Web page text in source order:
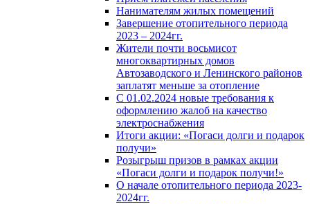
Нанимателям жилых помещений
Завершение отопительного периода
2023 – 2024гг.
Жители почти восьмисот
многоквартирных домов
Автозаводского и Ленинского районов
заплатят меньше за отопление
С 01.02.2024 новые требования к
оформлению жалоб на качество
электроснабжения
Итоги акции: «Погаси долги и подарок
получи»
Розыгрыш призов в рамках акции
«Погаси долги и подарок получи!»
О начале отопительного периода 2023-
2024гг.